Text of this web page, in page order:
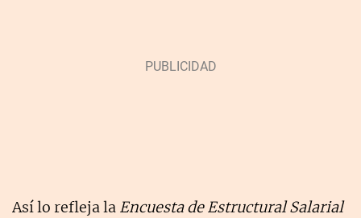
Así lo refleja la Encuesta de Estructural Salarial